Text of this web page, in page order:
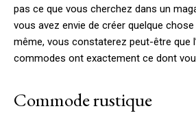
pas ce que vous cherchez dans un
vous avez envie de créer quelque chose
même, vous constaterez peut-être que
commodes ont exactement ce dont
Commode rustique